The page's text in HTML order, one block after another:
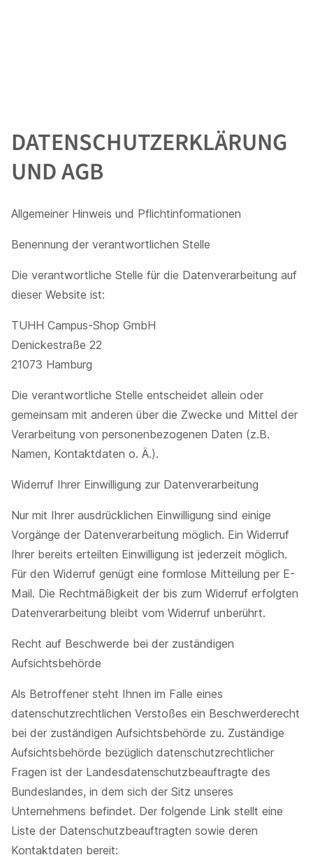
DATENSCHUTZERKLÄRUNG
UND AGB
Allgemeiner Hinweis und Pflichtinformationen
Benennung der verantwortlichen Stelle
Die verantwortliche Stelle für die Datenverarbeitung auf
dieser Website ist:
TUHH Campus-Shop GmbH
Denickestraße 22
21073 Hamburg
Die verantwortliche Stelle entscheidet allein oder
gemeinsam mit anderen über die Zwecke und Mittel der
Verarbeitung von personenbezogenen Daten (z.B.
Namen, Kontaktdaten o. Ä.).
Widerruf Ihrer Einwilligung zur Datenverarbeitung
Nur mit Ihrer ausdrücklichen Einwilligung sind einige
Vorgänge der Datenverarbeitung möglich. Ein Widerruf
Ihrer bereits erteilten Einwilligung ist jederzeit möglich.
Für den Widerruf genügt eine formlose Mitteilung per E-
Mail. Die Rechtmäßigkeit der bis zum Widerruf erfolgten
Datenverarbeitung bleibt vom Widerruf unberührt.
Recht auf Beschwerde bei der zuständigen
Aufsichtsbehörde
Als Betroffener steht Ihnen im Falle eines
datenschutzrechtlichen Verstoßes ein Beschwerderecht
bei der zuständigen Aufsichtsbehörde zu. Zuständige
Aufsichtsbehörde bezüglich datenschutzrechtlicher
Fragen ist der Landesdatenschutzbeauftragte des
Bundeslandes, in dem sich der Sitz unseres
Unternehmens befindet. Der folgende Link stellt eine
Liste der Datenschutzbeauftragten sowie deren
Kontaktdaten bereit: